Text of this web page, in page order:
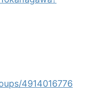
4914016776